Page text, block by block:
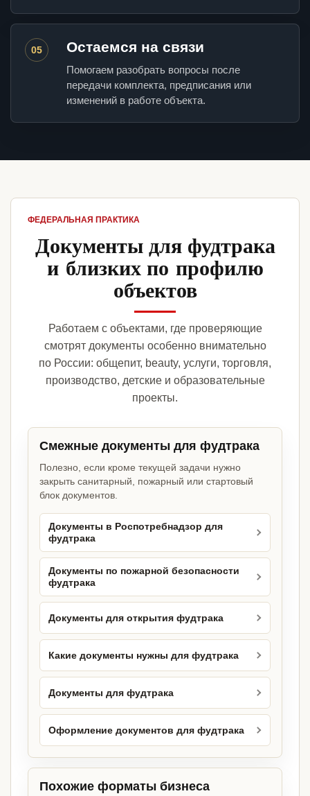
05 Остаемся на связи
Помогаем разобрать вопросы после
передачи комплекта, предписания или
изменений в работе объекта.
ФЕДЕРАЛЬНАЯ ПРАКТИКА
Документы для фудтрака
и близких по профилю
объектов
Работаем с объектами, где проверяющие
смотрят документы особенно внимательно
по России: общепит, beauty, услуги, торговля,
производство, детские и образовательные
проекты.
Смежные документы для фудтрака
Полезно, если кроме текущей задачи нужно
закрыть санитарный, пожарный или стартовый
блок документов.
Документы в Роспотребнадзор для
фудтрака
Документы по пожарной безопасности
фудтрака
Документы для открытия фудтрака
Какие документы нужны для фудтрака
Документы для фудтрака
Оформление документов для фудтрака
Похожие форматы бизнеса